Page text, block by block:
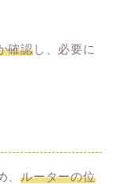
確認し、必要に
、ルーターの位